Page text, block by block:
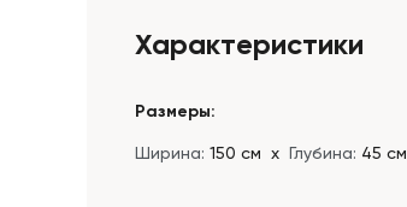
Характеристики
Размеры:
Ширина: 150 см х Глубина: 45 см